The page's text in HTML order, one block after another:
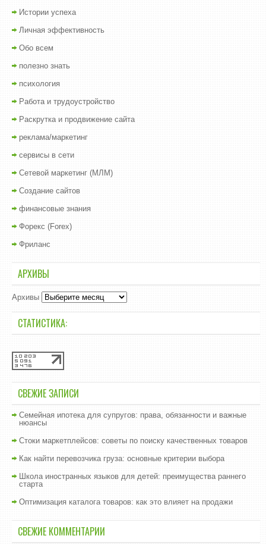
Истории успеха
Личная эффективность
Обо всем
полезно знать
психология
Работа и трудоустройство
Раскрутка и продвижение сайта
реклама/маркетинг
сервисы в сети
Сетевой маркетинг (МЛМ)
Создание сайтов
финансовые знания
Форекс (Forex)
Фриланс
АРХИВЫ
Архивы
СТАТИСТИКА:
СВЕЖИЕ ЗАПИСИ
Семейная ипотека для супругов: права, обязанности и важные
нюансы
Стоки маркетплейсов: советы по поиску качественных товаров
Как найти перевозчика груза: основные критерии выбора
Школа иностранных языков для детей: преимущества раннего
старта
Оптимизация каталога товаров: как это влияет на продажи
СВЕЖИЕ КОММЕНТАРИИ